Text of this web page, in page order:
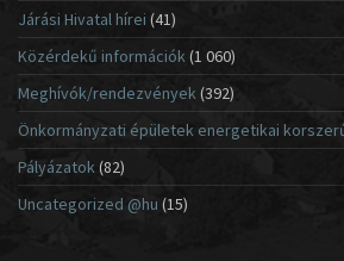
Járási Hivatal hírei (41)
Közérdekű információk(1 060)
Meghívók/rendezvények (392)
Önkormányzati épületek energetikai
Pályázatok (82)
Uncategorized @hu (15)